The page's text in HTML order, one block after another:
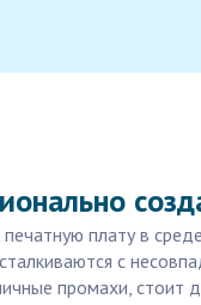
плату в
сталкиваются с
промахи,